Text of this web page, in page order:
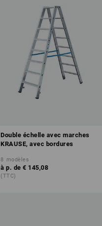
Double échelle avec marches
KRAUSE, avec bordures
8 modèles
à p. de € 145,08
(TTC)